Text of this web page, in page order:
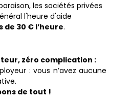
les sociétés privées
l'heure d'aide
de 30 € l’heure.
zéro complication :
: vous n’avez aucune
de tout !